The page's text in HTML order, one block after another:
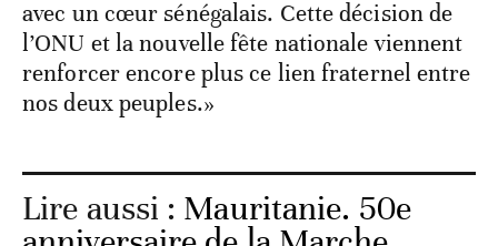
avec un cœur sénégalais. Cette décision de
l’ONU et la nouvelle fête nationale viennent
renforcer encore plus ce lien fraternel entre
nos deux peuples.»
Lire aussi : Mauritanie. 50e